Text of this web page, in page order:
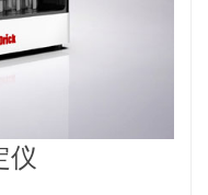
仪